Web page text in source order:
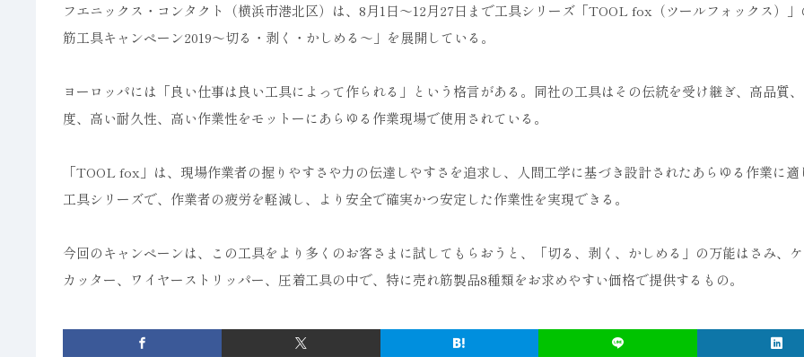
フエニックス・コンタクト（横浜市港北区）は、8月1日～12月27日まで工具シリーズ「TOOL fox（ツールフォックス）
筋工具キャンペーン2019～切る・剥く・かしめる～」を展開している。
ヨーロッパには「良い仕事は良い工具によって作られる」という格言がある。同社の工具はその伝統を受け継ぎ、高品質
度、高い耐久性、高い作業性をモットーにあらゆる作業現場で使用されている。
「TOOL fox」は、現場作業者の握りやすさや力の伝達しやすさを追求し、人間工学に基づき設計されたあらゆる作業に適
工具シリーズで、作業者の疲労を軽減し、より安全で確実かつ安定した作業性を実現できる。
今回のキャンペーンは、この工具をより多くのお客さまに試してもらおうと、「切る、剥く、かしめる」の万能はさみ、
カッター、ワイヤーストリッパー、圧着工具の中で、特に売れ筋製品8種類をお求めやすい価格で提供するもの。